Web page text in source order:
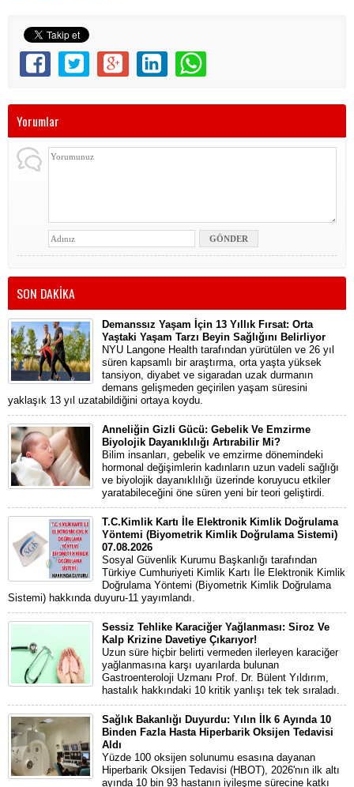
Yorumlar
SON DAKİKA
Demanssız Yaşam İçin 13 Yıllık Fırsat: Orta
Yaştaki Yaşam Tarzı Beyin Sağlığını Belirliyor
NYU Langone Health tarafından yürütülen ve 26 yıl
süren kapsamlı bir araştırma, orta yaşta yüksek
tansiyon, diyabet ve sigaradan uzak durmanın
demans gelişmeden geçirilen yaşam süresini
yaklaşık 13 yıl uzatabildiğini ortaya koydu.
Anneliğin Gizli Gücü: Gebelik Ve Emzirme
Biyolojik Dayanıklılığı Artırabilir Mi?
Bilim insanları, gebelik ve emzirme dönemindeki
hormonal değişimlerin kadınların uzun vadeli sağlığı
ve biyolojik dayanıklılığı üzerinde koruyucu etkiler
yaratabileceğini öne süren yeni bir teori geliştirdi.
T.C.Kimlik Kartı İle Elektronik Kimlik Doğrulama
Yöntemi (Biyometrik Kimlik Doğrulama Sistemi)
07.08.2026
Sosyal Güvenlik Kurumu Başkanlığı tarafından
Türkiye Cumhuriyeti Kimlik Kartı İle Elektronik Kimlik
Doğrulama Yöntemi (Biyometrik Kimlik Doğrulama
Sistemi) hakkında duyuru-11 yayımlandı.
Sessiz Tehlike Karaciğer Yağlanması: Siroz Ve
Kalp Krizine Davetiye Çıkarıyor!
Uzun süre hiçbir belirti vermeden ilerleyen karaciğer
yağlanmasına karşı uyarılarda bulunan
Gastroenteroloji Uzmanı Prof. Dr. Bülent Yıldırım,
hastalık hakkındaki 10 kritik yanlışı tek tek sıraladı.
Sağlık Bakanlığı Duyurdu: Yılın İlk 6 Ayında 10
Binden Fazla Hasta Hiperbarik Oksijen Tedavisi
Aldı
Yüzde 100 oksijen solunumu esasına dayanan
Hiperbarik Oksijen Tedavisi (HBOT), 2026'nın ilk altı
ayında 10 bin 93 hastanın iyileşme sürecine katkı